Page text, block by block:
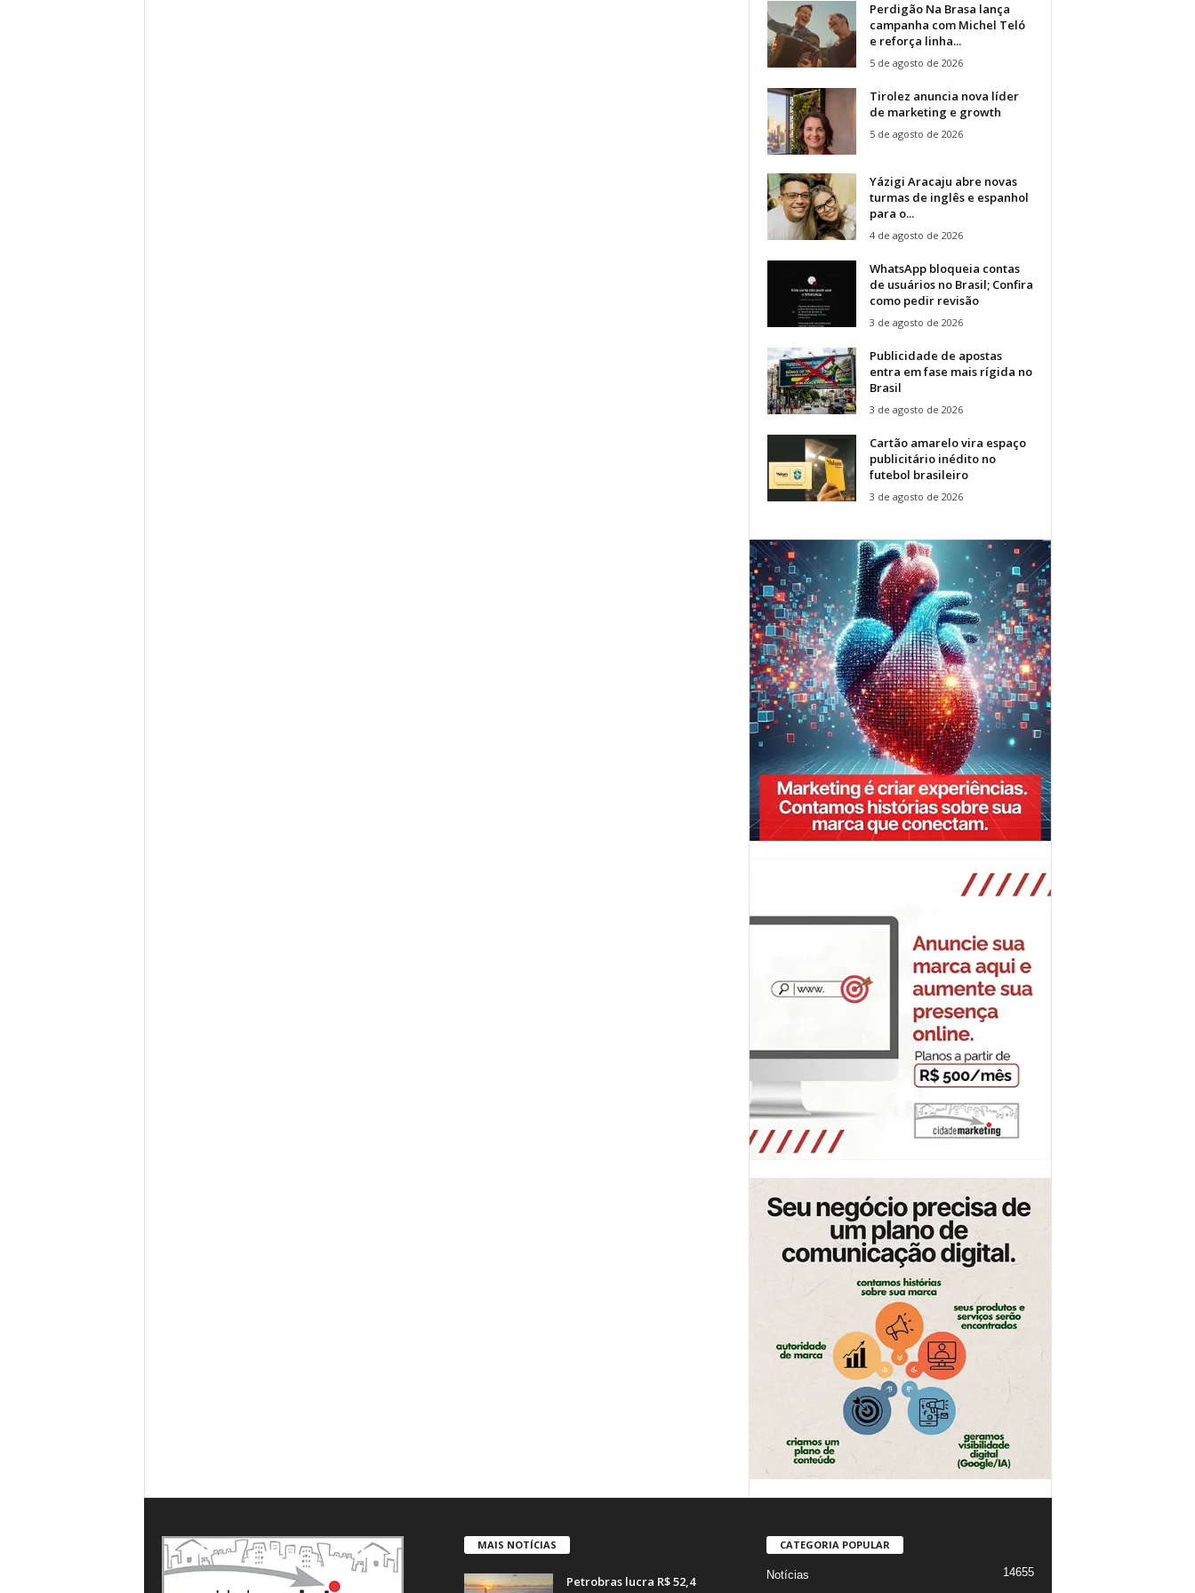
Perdigão Na Brasa lança
campanha com Michel Teló
e reforça linha...
5 de agosto de 2026
Tirolez anuncia nova líder
de marketing e growth
5 de agosto de 2026
Yázigi Aracaju abre novas
turmas de inglês e espanhol
para o...
4 de agosto de 2026
WhatsApp bloqueia contas
de usuários no Brasil; Confira
como pedir revisão
3 de agosto de 2026
Publicidade de apostas
entra em fase mais rígida no
Brasil
3 de agosto de 2026
Cartão amarelo vira espaço
publicitário inédito no
futebol brasileiro
3 de agosto de 2026
MAIS NOTÍCIAS
Petrobras lucra R$ 52,4
CATEGORIA POPULAR
Notícias
14655